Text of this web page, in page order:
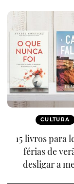
CULTURA
15 livros para
férias de
desligar a